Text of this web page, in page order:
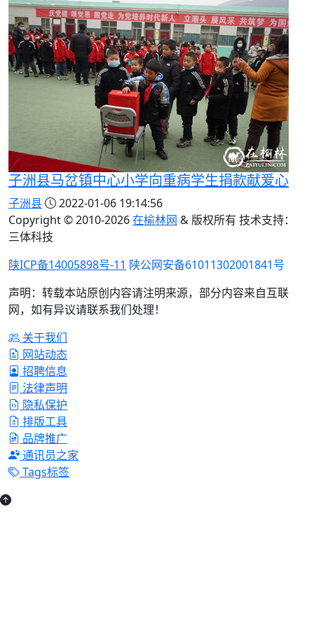
子洲县马岔镇中心小学向重病学生捐款献爱心
子洲县
2022-01-06 19:14:56
Copyright © 2010-2026在榆林网 & 版权所有 技术支持：
三体科技
陕ICP备14005898号-11 陕公网安备61011302001841号
声明：转载本站原创内容请注明来源，部分内容来自互联
网，如有异议请联系我们处理！
关于我们
网站动态
招聘信息
法律声明
隐私保护
排版工具
品牌推广
通讯员之家
Tags标签